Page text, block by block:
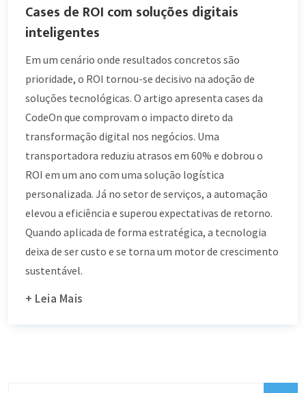
Cases de ROI com soluções digitais
inteligentes
Em um cenário onde resultados concretos são
prioridade, o ROI tornou-se decisivo na adoção de
soluções tecnológicas. O artigo apresenta cases da
CodeOn que comprovam o impacto direto da
transformação digital nos negócios. Uma
transportadora reduziu atrasos em 60% e dobrou o
ROI em um ano com uma solução logística
personalizada. Já no setor de serviços, a automação
elevou a eficiência e superou expectativas de retorno.
Quando aplicada de forma estratégica, a tecnologia
deixa de ser custo e se torna um motor de crescimento
sustentável.
+ Leia Mais